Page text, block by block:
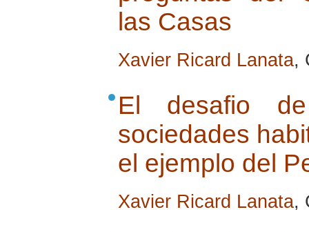
las Casas
Xavier Ricard Lanata,
El desafio
sociedades
el ejemplo del
Xavier Ricard Lanata,